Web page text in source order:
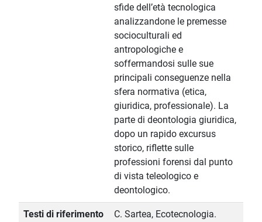
sfide dell’età tecnologica
analizzandone le premesse
socioculturali ed
antropologiche e
soffermandosi sulle sue
principali conseguenze nella
sfera normativa (etica,
giuridica, professionale). La
parte di deontologia giuridica,
dopo un rapido excursus
storico, riflette sulle
professioni forensi dal punto
di vista teleologico e
deontologico.
Testi di riferimento
C. Sartea, Ecotecnologia.